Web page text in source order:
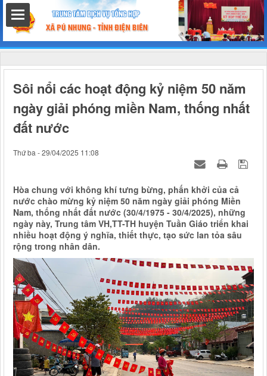
chính
Sôi nổi các hoạt động kỷ niệm 50 năm
ngày giải phóng miền Nam, thống nhất
đất nước
Thứ ba - 29/04/2025 11:08
Hòa chung với không khí tưng bừng, phấn khởi của cả
nước chào mừng kỷ niệm 50 năm ngày giải phóng Miền
Nam, thống nhất đất nước (30/4/1975 - 30/4/2025), những
ngày này, Trung tâm VH,TT-TH huyện Tuần Giáo triển khai
nhiều hoạt động ý nghĩa, thiết thực, tạo sức lan tỏa sâu
rộng trong nhân dân.